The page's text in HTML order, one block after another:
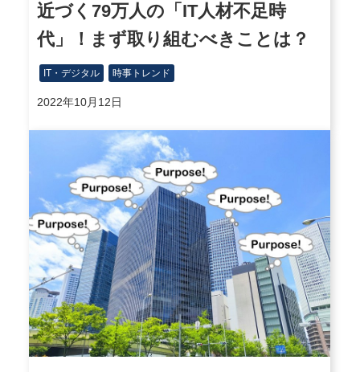
近づく79万人の「IT人材不足時
代」！まず取り組むべきことは？
IT・デジタル 時事トレンド
2022年10月12日